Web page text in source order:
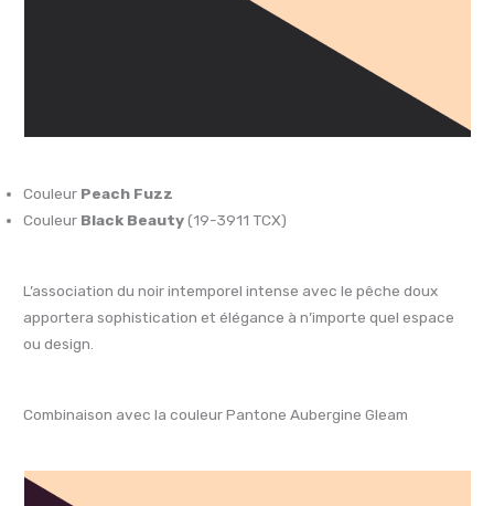
Couleur Peach Fuzz
Couleur Black Beauty(19-3911 TCX)
L’association du noir intemporel intense avec le pêche doux
apportera sophistication et élégance à n’importe quel espace
ou design.
Combinaison avec la couleur Pantone Aubergine Gleam